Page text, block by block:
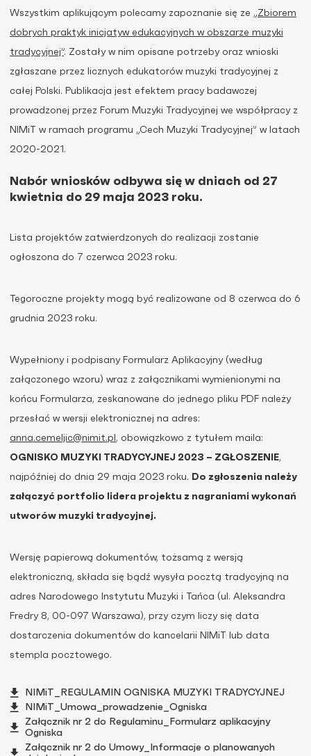
Wszystkim aplikującym polecamy zapoznanie się ze „Zbiorem
dobrych praktyk inicjatyw edukacyjnych w obszarze muzyki
tradycyjnej”. Zostały w nim opisane potrzeby oraz wnioski
zgłaszane przez licznych edukatorów muzyki tradycyjnej z
całej Polski. Publikacja jest efektem pracy badawczej
prowadzonej przez Forum Muzyki Tradycyjnej we współpracy z
NIMiT w ramach programu „Cech Muzyki Tradycyjnej” w latach
2020-2021.
Nabór wniosków odbywa się w dniach od 27
kwietnia do 29 maja 2023 roku.
Lista projektów zatwierdzonych do realizacji zostanie
ogłoszona do 7 czerwca 2023 roku.
Tegoroczne projekty mogą być realizowane od 8 czerwca do 6
grudnia 2023 roku.
Wypełniony i podpisany Formularz Aplikacyjny (według
załączonego wzoru) wraz z załącznikami wymienionymi na
końcu Formularza, zeskanowane do jednego pliku PDF należy
przesłać w wersji elektronicznej na adres:
anna.cemeljic@nimit.pl , obowiązkowo z tytułem maila:
OGNISKO MUZYKI TRADYCYJNEJ 2023 – ZGŁOSZENIE,
najpóźniej do dnia 29 maja 2023 roku. Do zgłoszenia należy
załączyć portfolio lidera projektu z nagraniami wykonań
utworów muzyki tradycyjnej.
Wersję papierową dokumentów, tożsamą z wersją
elektroniczną, składa się bądź wysyła pocztą tradycyjną na
adres Narodowego Instytutu Muzyki i Tańca (ul. Aleksandra
Fredry 8, 00-097 Warszawa), przy czym liczy się data
dostarczenia dokumentów do kancelarii NIMiT lub data
stempla pocztowego.
NIMiT_REGULAMIN OGNISKA MUZYKI TRADYCYJNEJ
NIMiT_Umowa_prowadzenie_Ogniska
Załącznik nr 2 do Regulaminu_Formularz aplikacyjny
Ogniska
Załącznik nr 2 do Umowy_Informacje o planowanych